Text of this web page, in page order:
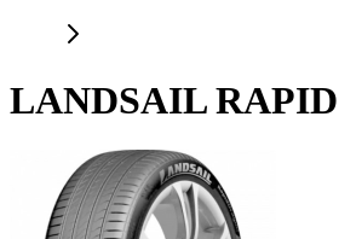
LANDSAIL RAPID